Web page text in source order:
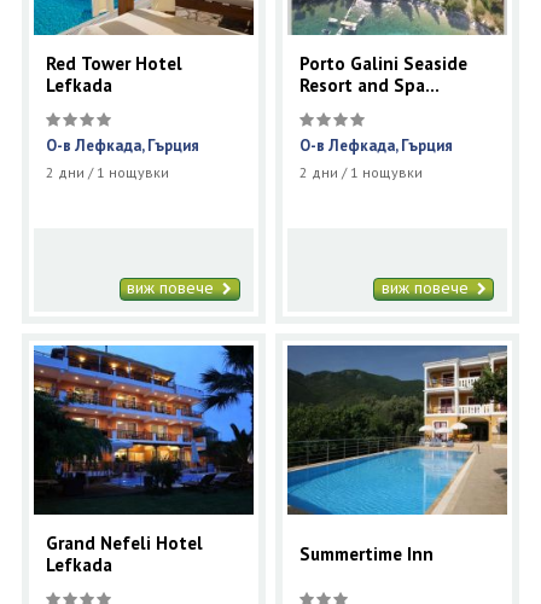
Red Tower Hotel
Lefkada
О-в Лефкада, Гърция
2 дни / 1 нощувки
виж повече
Porto Galini Seaside
Resort and Spa
О-в Лефкада, Гърция
2 дни / 1 нощувки
виж повече
Grand Nefeli Hotel
Lefkada
Summertime Inn